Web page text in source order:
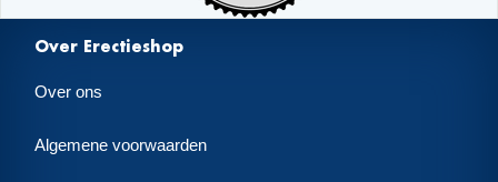
Over Erectieshop
Over ons
Algemene voorwaarden